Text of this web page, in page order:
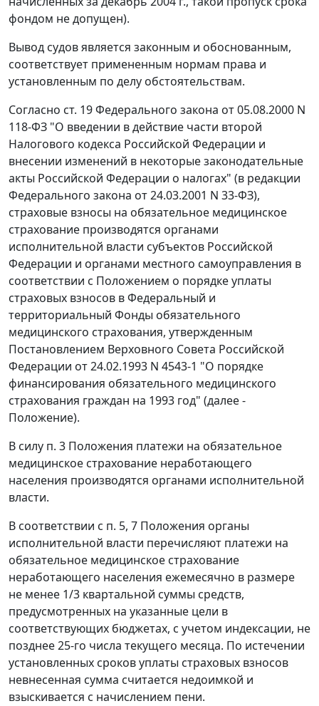
фондом не допущен).
Вывод судов является законным и обоснованным,
соответствует примененным нормам права и
установленным по делу обстоятельствам.
Согласно ст. 19Федерального закона от 05.08.2000 N
118-ФЗ "О введении в действие части второй
Налогового кодекса Российской Федерации и
внесении изменений в некоторые законодательные
акты Российской Федерации о налогах" (в редакции
Федерального закона от 24.03.2001 N 33-ФЗ),
страховые взносы на обязательное медицинское
страхование производятся органами
исполнительной власти субъектов Российской
Федерации и органами местного самоуправления в
соответствии с Положением о порядке уплаты
страховых взносов в Федеральный и
территориальный Фонды обязательного
медицинского страхования, утвержденным
Постановлением Верховного Совета Российской
Федерации от 24.02.1993 N 4543-1 "О порядке
финансирования обязательного медицинского
страхования граждан на 1993 год" (далее -
Положение).
В силу п. 3 Положения платежи на обязательное
медицинское страхование неработающего
населения производятся органами исполнительной
власти.
В соответствии с п. 5, 7 Положения органы
исполнительной власти перечисляют платежи на
обязательное медицинское страхование
неработающего населения ежемесячно в размере
не менее 1/3 квартальной суммы средств,
предусмотренных на указанные цели в
соответствующих бюджетах, с учетом индексации, не
позднее 25-го числа текущего месяца. По истечении
установленных сроков уплаты страховых взносов
невнесенная сумма считается недоимкой и
взыскивается с начислением пени.